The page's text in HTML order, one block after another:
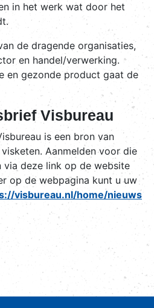
in het werk wat door het
de dragende organisaties,
en handel/verwerking.
en gezonde product gaat de
Visbureau
is een bron van
Aanmelden voor die
deze link op de website
op de webpagina kunt u uw
visbureau.nl/home/nieuws